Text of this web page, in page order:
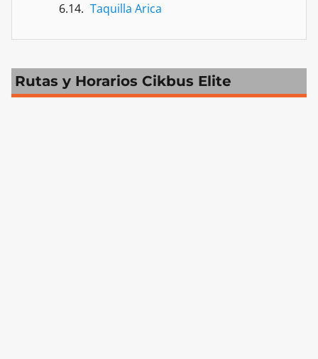
Taquilla Arica
Rutas y Horarios Cikbus Elite